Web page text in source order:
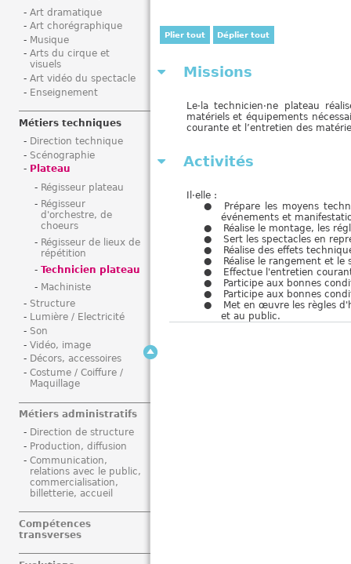
e
Plier tout Déplier tout
Missions
Le·la technicien·ne plateau
matériels et équipements
courante et l’entretien des
Activités
Il·elle :
Prépare les moyens
événements et
Réalise le montage, les
Sert les spectacles en
Réalise des effets
Réalise le rangement et
Effectue l'entretien
Participe aux bonnes
Participe aux bonnes
Met en œuvre les règles
et au public.
Art dramatique
Art chorégraphique
Musique
Arts du cirque et
visuels
Art vidéo du spectacle
Enseignement
Métiers techniques
Direction technique
Scénographie
Plateau
Régisseur plateau
Régisseur
d'orchestre, de
choeurs
Régisseur de lieux de
répétition
Technicien plateau
Machiniste
Structure
Lumière / Electricité
Son
Vidéo, image
Décors, accessoires
Costume / Coiffure /
Maquillage
Métiers administratifs
Direction de structure
Production, diffusion
Communication,
relations avec le public,
commercialisation,
billetterie, accueil
Compétences
transverses